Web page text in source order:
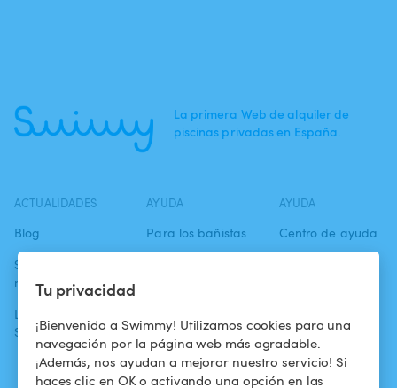
Tu privacidad
¡Bienvenido a Swimmy! Utilizamos cookies para una
navegación por la página web más agradable.
¡Además, nos ayudan a mejorar nuestro servicio! Si
haces clic en OK o activando una opción en las
La primera Web de alquiler de
piscinas privadas en España.
ACTUALIDADES
Blog
Swimmy en los
medios
La aventura
Swimmy
AYUDA
Para los bañistas
piscina
¿Cómo funciona?
AYUDA
Centro de ayuda
confidencialidad
Aviso legal